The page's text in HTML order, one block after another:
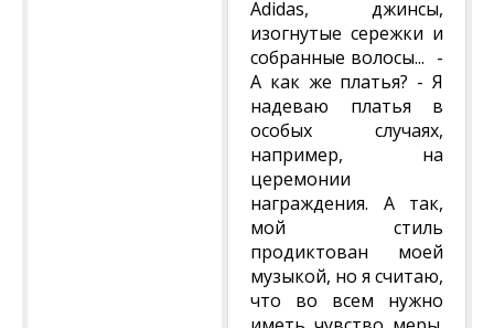
Adidas, джинсы,
изогнутые сережки и
собранные волосы... -
А как же платья? - Я
надеваю платья в
особых случаях,
например, на
церемонии
награждения. А так,
мой стиль
продиктован моей
музыкой, но я считаю,
что во всем нужно